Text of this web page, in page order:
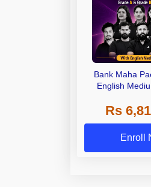
Bank Maha
English
Rs
Enroll